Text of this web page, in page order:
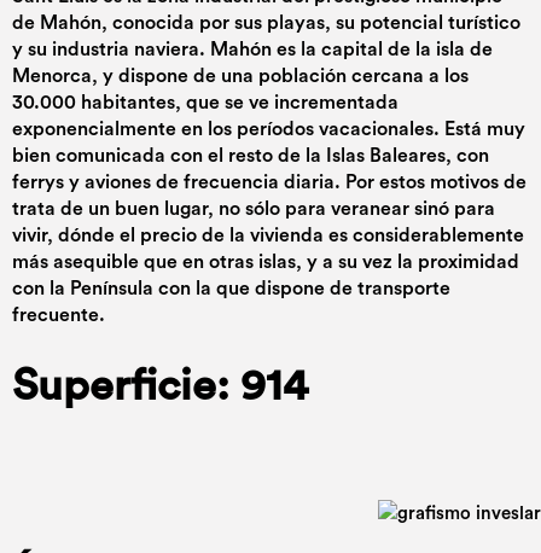
de Mahón, conocida por sus playas, su potencial turístico
y su industria naviera. Mahón es la capital de la isla de
Menorca, y dispone de una población cercana a los
30.000 habitantes, que se ve incrementada
exponencialmente en los períodos vacacionales. Está muy
bien comunicada con el resto de la Islas Baleares, con
ferrys y aviones de frecuencia diaria. Por estos motivos de
trata de un buen lugar, no sólo para veranear sinó para
vivir, dónde el precio de la vivienda es considerablemente
más asequible que en otras islas, y a su vez la proximidad
con la Península con la que dispone de transporte
frecuente.
Superficie: 914